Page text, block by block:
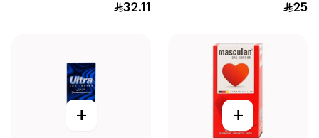
25
32.11
+
+